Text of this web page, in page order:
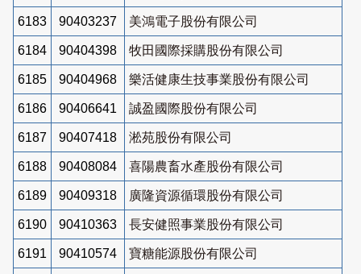
6183 90403237 美鴻電子股份有限公司
6184 90404398 牧田國際採購股份有限公司
6185 90404968 樂活健康生技事業股份有限公司
6186 90406641 誠盈國際股份有限公司
6187 90407418 淞苑股份有限公司
6188 90408084 喜陽農畜水產股份有限公司
6189 90409318 廣隆資源循環股份有限公司
6190 90410363 長安健照事業股份有限公司
6191 90410574 寶糖能源股份有限公司